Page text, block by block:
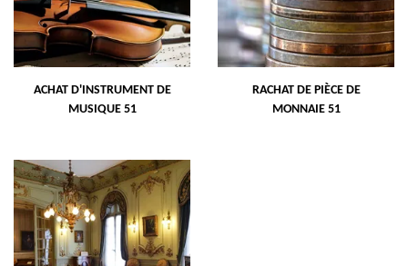
ACHAT D'INSTRUMENT DE
MUSIQUE 51
RACHAT DE PIÈCE DE
MONNAIE 51